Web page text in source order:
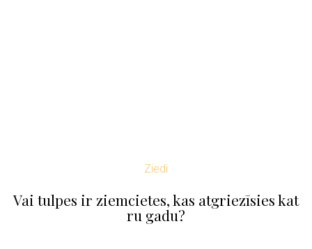
Ziedi
Vai tulpes ir ziemcietes, kas atgriezīsies kat
ru gadu?